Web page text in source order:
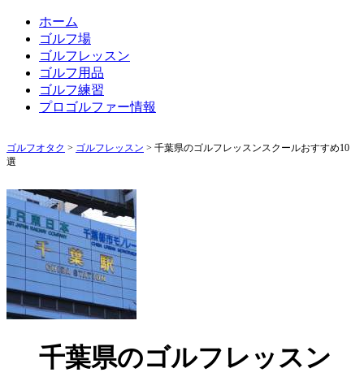
ホーム
ゴルフ場
ゴルフレッスン
ゴルフ用品
ゴルフ練習
プロゴルファー情報
ゴルフオタク > ゴルフレッスン > 千葉県のゴルフレッスンスクールおすすめ10
選
千葉県のゴルフレッスン